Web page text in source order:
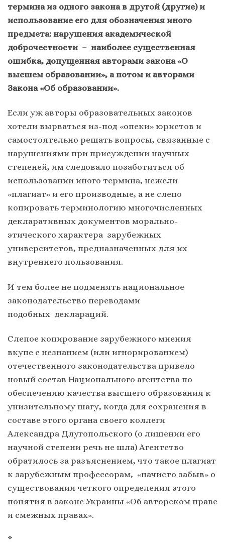
термина из одного закона в другой (другие) и
использование его для обозначения иного
предмета: нарушения академической
доброчестности – наиболее существенная
ошибка, допущенная авторами закона «О
высшем образовании», а потом и авторами
Закона «Об образовании».
Если уж авторы образовательных законов
хотели вырваться из-под «опеки» юристов и
самостоятельно решать вопросы, связанные с
нарушениями при присуждении научных
степеней, им следовало позаботиться об
использовании иного термина, нежели
«плагиат» и его производные, а не слепо
копировать терминологию многочисленных
декларативных документов морально-
этического характера зарубежных
университетов, предназначенных для их
внутреннего пользования.
И тем более не подменять национальное
законодательство переводами
подобных деклараций.
Слепое копирование зарубежного мнения
вкупе с незнанием (или игнорированием)
отечественного законодательства привело
новый состав Национального агентства по
обеспечению качества высшего образования к
унизительному шагу, когда для сохранения в
составе этого органа своего коллеги
Александра Длугопольского (о лишении его
научной степени речь не шла) Агентство
обратилось за разъяснением, что такое плагиат
к зарубежным профессорам, «начисто забыв» о
существовании четкого определения этого
понятия в законе Украины «Об авторском праве
и смежных правах».
*